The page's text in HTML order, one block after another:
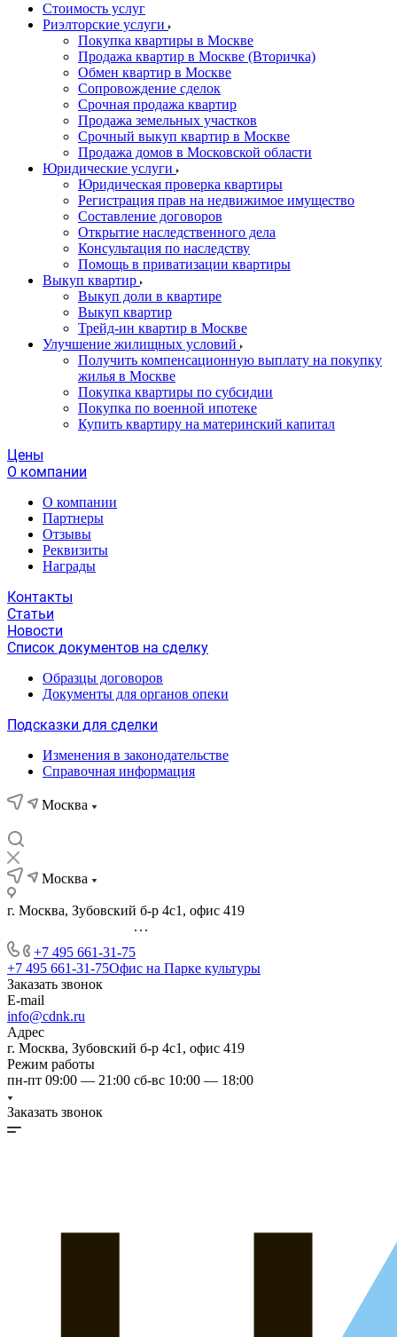
Стоимость услуг
Риэлторские услуги
Покупка квартиры в Москве
Продажа квартир в Москве (Вторичка)
Обмен квартир в Москве
Сопровождение сделок
Срочная продажа квартир
Продажа земельных участков
Срочный выкуп квартир в Москве
Продажа домов в Московской области
Юридические услуги
Юридическая проверка квартиры
Регистрация прав на недвижимое имущество
Составление договоров
Открытие наследственного дела
Консультация по наследству
Помощь в приватизации квартиры
Выкуп квартир
Выкуп доли в квартире
Выкуп квартир
Трейд-ин квартир в Москве
Улучшение жилищных условий
Получить компенсационную выплату на покупку
жилья в Москве
Покупка квартиры по субсидии
Покупка по военной ипотеке
Купить квартиру на материнский капитал
Цены
О компании
О компании
Партнеры
Отзывы
Реквизиты
Награды
Контакты
Статьи
Новости
Список документов на сделку
Образцы договоров
Документы для органов опеки
Подсказки для сделки
Изменения в законодательстве
Справочная информация
Москва
Москва
г. Москва, Зубовский б-р 4с1, офис 419
...
+7 495 661-31-75
+7 495 661-31-75Офис на Парке культуры
Заказать звонок
E-mail
info@cdnk.ru
Адрес
г. Москва, Зубовский б-р 4с1, офис 419
Режим работы
пн-пт 09:00 — 21:00 сб-вс 10:00 — 18:00
Заказать звонок